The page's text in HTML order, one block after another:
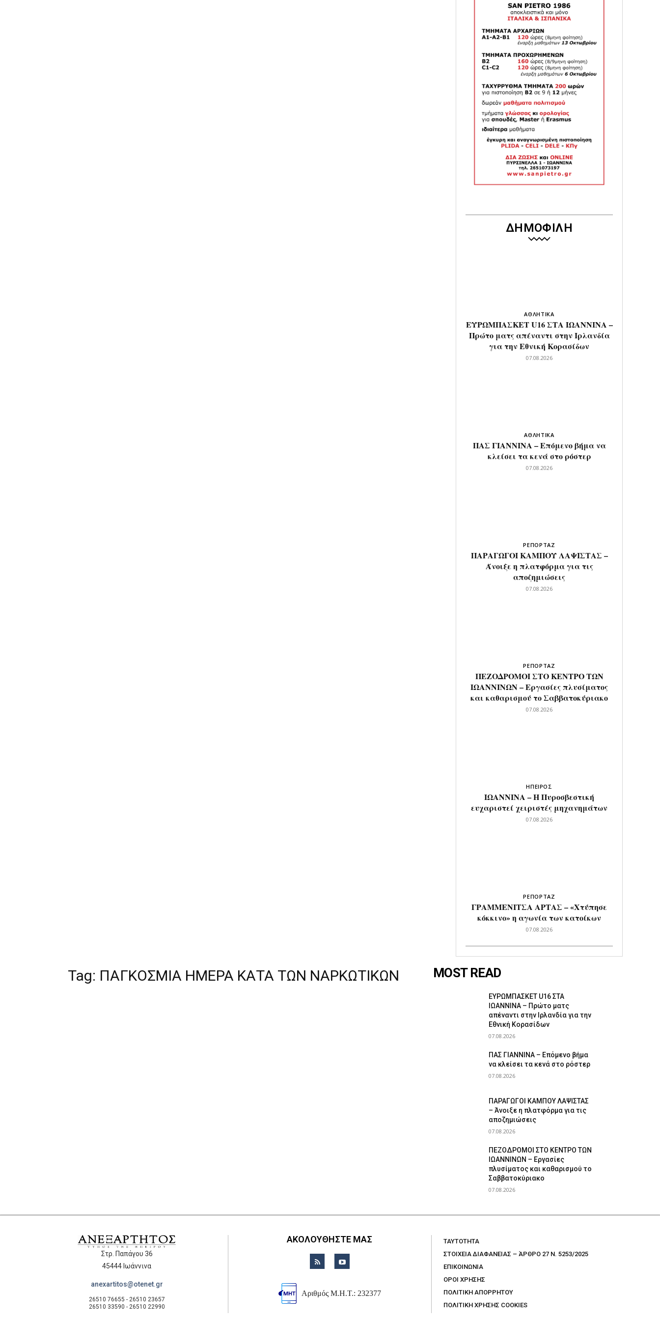
ΔΗΜΟΦΙΛΗ
ΑΘΛΗΤΙΚΑ
ΕΥΡΩΜΠΑΣΚΕΤ U16 ΣΤΑ ΙΩΑΝΝΙΝΑ –
Πρώτο ματς απέναντι στην Ιρλανδία
για την Εθνική Κορασίδων
07.08.2026
ΑΘΛΗΤΙΚΑ
ΠΑΣ ΓΙΑΝΝΙΝΑ – Επόμενο βήμα να
κλείσει τα κενά στο ρόστερ
07.08.2026
ΡΕΠΟΡΤΑΖ
ΠΑΡΑΓΩΓΟΙ ΚΑΜΠΟΥ ΛΑΨΙΣΤΑΣ –
Άνοιξε η πλατφόρμα για τις
αποζημιώσεις
07.08.2026
ΡΕΠΟΡΤΑΖ
ΠΕΖΟΔΡΟΜΟΙ ΣΤΟ ΚΕΝΤΡΟ ΤΩΝ
ΙΩΑΝΝΙΝΩΝ – Εργασίες πλυσίματος
και καθαρισμού το Σαββατοκύριακο
07.08.2026
ΗΠΕΙΡΟΣ
ΙΩΑΝΝΙΝΑ – Η Πυροσβεστική
ευχαριστεί χειριστές μηχανημάτων
07.08.2026
ΡΕΠΟΡΤΑΖ
ΓΡΑΜΜΕΝΙΤΣΑ ΑΡΤΑΣ – «Χτύπησε
κόκκινο» η αγωνία των κατοίκων
07.08.2026
Tag: ΠΑΓΚΟΣΜΙΑ ΗΜΕΡΑ ΚΑΤΑ ΤΩΝ ΝΑΡΚΩΤΙΚΩΝ MOST READ
ΕΥΡΩΜΠΑΣΚΕΤ U16 ΣΤΑ
ΙΩΑΝΝΙΝΑ – Πρώτο ματς
απέναντι στην Ιρλανδία για την
Εθνική Κορασίδων
07.08.2026
ΠΑΣ ΓΙΑΝΝΙΝΑ – Επόμενο βήμα
να κλείσει τα κενά στο ρόστερ
07.08.2026
ΠΑΡΑΓΩΓΟΙ ΚΑΜΠΟΥ ΛΑΨΙΣΤΑΣ
– Άνοιξε η πλατφόρμα για τις
αποζημιώσεις
07.08.2026
ΠΕΖΟΔΡΟΜΟΙ ΣΤΟ ΚΕΝΤΡΟ ΤΩΝ
ΙΩΑΝΝΙΝΩΝ – Εργασίες
πλυσίματος και καθαρισμού το
Σαββατοκύριακο
07.08.2026
Στρ. Παπάγου 36
45444 Ιωάννινα
anexartitos@otenet.gr
26510 76655 - 26510 23657
26510 33590 - 26510 22990
ΑΚΟΛΟΥΘΗΣΤΕ ΜΑΣ
Αριθμός Μ.Η.Τ.: 232377
TAYTOTHTA
ΣΤΟΙΧΕΙΑ ΔΙΑΦΑΝΕΙΑΣ – ΆΡΘΡΟ 27 Ν. 5253/2025
ΕΠΙΚΟΙΝΩΝΙΑ
ΟΡΟΙ ΧΡΗΣΗΣ
ΠΟΛΙΤΙΚΗ ΑΠΟΡΡΗΤΟΥ
ΠΟΛΙΤΙΚΗ ΧΡΗΣΗΣ COOKIES